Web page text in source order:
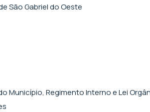
Município, Regimento Interno e Lei